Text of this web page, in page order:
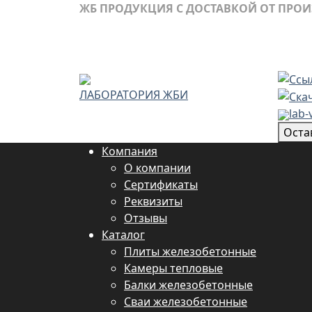
ЖБ ПРОДУКЦИЯ С ДОСТАВКОЙ ОТ
ЛАБОРАТОРИЯ ЖБИ
lab-
Компания
О компании
Сертификаты
Реквизиты
Отзывы
Каталог
Плиты железобетонные
Камеры тепловые
Балки железобетонные
Сваи железобетонные